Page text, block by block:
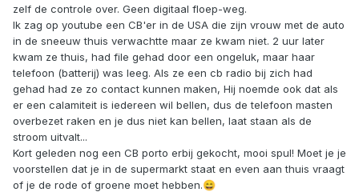
zelf de controle over. Geen digitaal floep-weg.
Ik zag op youtube een CB'er in de USA die zijn vrouw met de auto
in de sneeuw thuis verwachtte maar ze kwam niet. 2 uur later
kwam ze thuis, had file gehad door een ongeluk, maar haar
telefoon (batterij) was leeg. Als ze een cb radio bij zich had
gehad had ze zo contact kunnen maken, Hij noemde ook dat als
er een calamiteit is iedereen wil bellen, dus de telefoon masten
overbezet raken en je dus niet kan bellen, laat staan als de
stroom uitvalt...
Kort geleden nog een CB porto erbij gekocht, mooi spul! Moet je je
voorstellen dat je in de supermarkt staat en even aan thuis vraagt
of je de rode of groene moet hebben.😄